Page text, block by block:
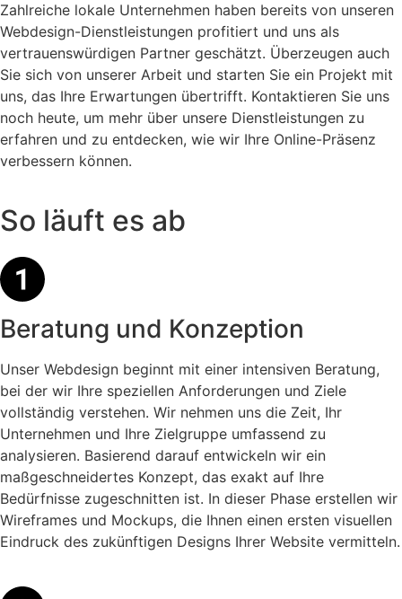
Zahlreiche lokale Unternehmen haben bereits von unseren
Webdesign-Dienstleistungen profitiert und uns als
vertrauenswürdigen Partner geschätzt. Überzeugen auch
Sie sich von unserer Arbeit und starten Sie ein Projekt mit
uns, das Ihre Erwartungen übertrifft. Kontaktieren Sie uns
noch heute, um mehr über unsere Dienstleistungen zu
erfahren und zu entdecken, wie wir Ihre Online-Präsenz
verbessern können.
So läuft es ab
Beratung und Konzeption
Unser Webdesign beginnt mit einer intensiven Beratung,
bei der wir Ihre speziellen Anforderungen und Ziele
vollständig verstehen. Wir nehmen uns die Zeit, Ihr
Unternehmen und Ihre Zielgruppe umfassend zu
analysieren. Basierend darauf entwickeln wir ein
maßgeschneidertes Konzept, das exakt auf Ihre
Bedürfnisse zugeschnitten ist. In dieser Phase erstellen wir
Wireframes und Mockups, die Ihnen einen ersten visuellen
Eindruck des zukünftigen Designs Ihrer Website vermitteln.